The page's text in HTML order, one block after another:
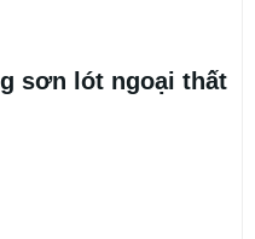
sơn lót ngoại thất